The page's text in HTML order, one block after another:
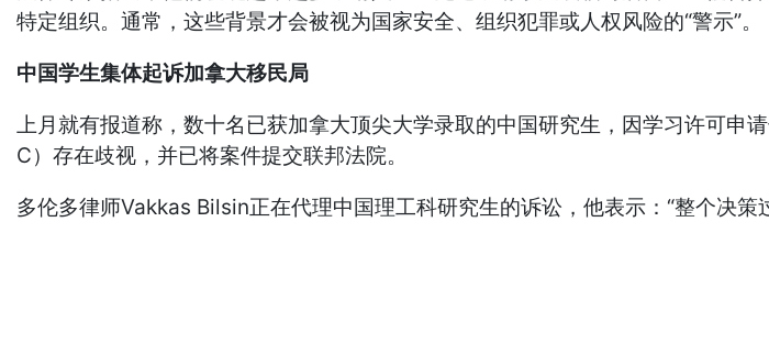
特定组织。通常，这些背景才会被视为国家安全、组织犯罪或人权风险的“警示”。
中国学生集体起诉加拿大移民局
上月就有报道称，数十名已获加拿大顶尖大学录取的中国研究生，因学习许可申
C）存在歧视，并已将案件提交联邦法院。
多伦多律师Vakkas Bilsin正在代理中国理工科研究生的诉讼，他表示：“整个决策